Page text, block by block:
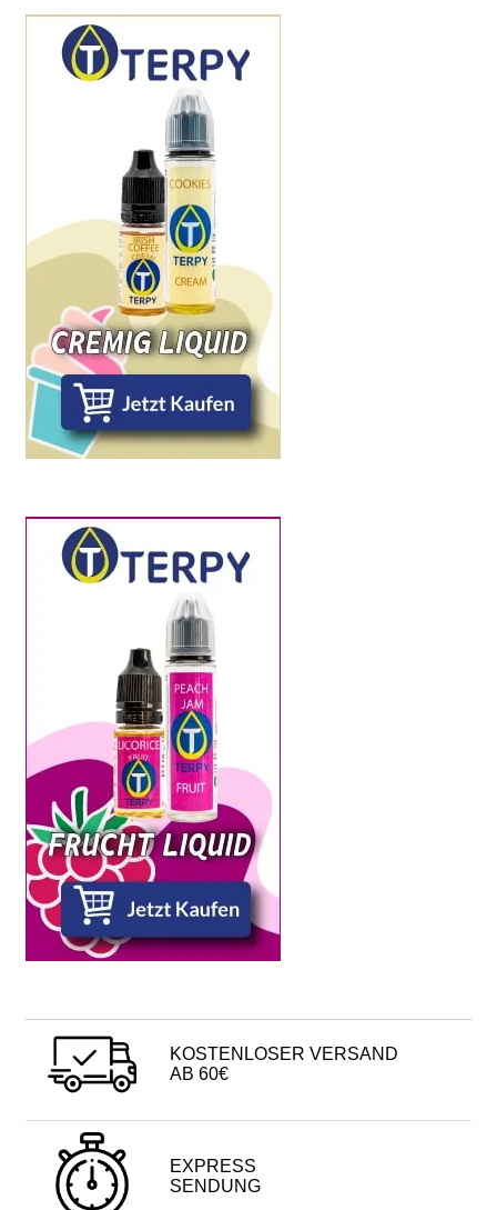
KOSTENLOSER VERSAND
AB 60€
EXPRESS
SENDUNG